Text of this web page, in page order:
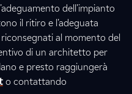
dell’impianto
il ritiro e l’adeguata
al momento del
di un architetto per
e presto raggiungerà
o contattando